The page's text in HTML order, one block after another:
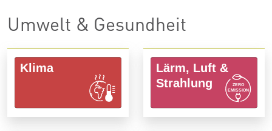
Umwelt & Gesundheit